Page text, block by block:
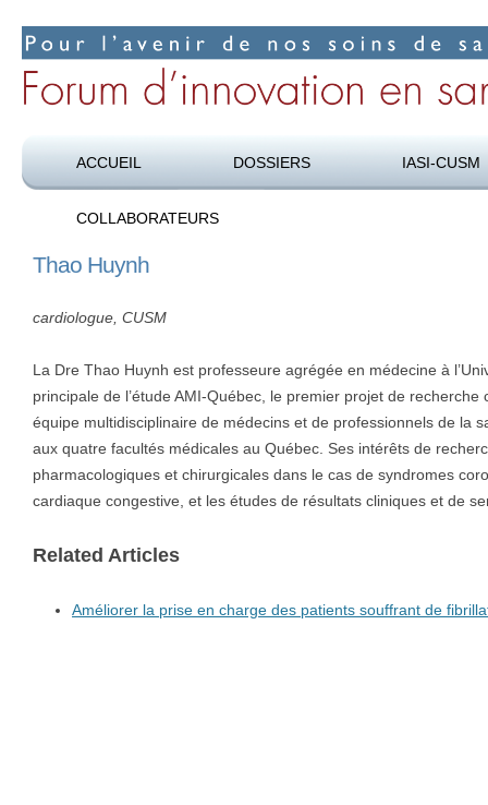
ACCUEIL DOSSIERS IASI-CUSM
COLLABORATEURS
Thao Huynh
cardiologue, CUSM
La Dre Thao Huynh est professeure agrégée en médecine à
principale de l’étude AMI-Québec, le premier projet de
équipe multidisciplinaire de médecins et de professionnels de la
aux quatre facultés médicales au Québec. Ses intérêts de
pharmacologiques et chirurgicales dans le cas de syndromes
cardiaque congestive, et les études de résultats cliniques et de
Related Articles
Améliorer la prise en charge des patients souffrant de